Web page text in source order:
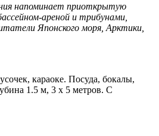
напоминает приоткрытую
ареной и трибунами,
Японского моря, Арктики,
караоке. Посуда, бокалы,
1.5 м, 3 х 5 метров. С